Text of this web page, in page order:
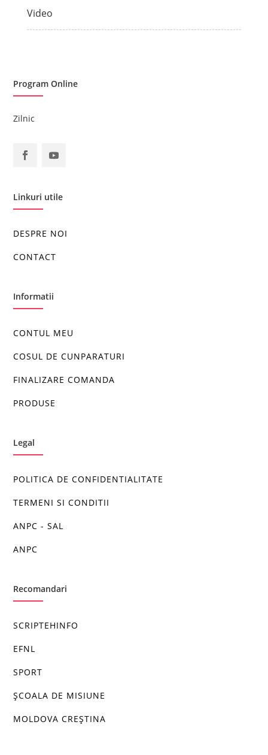
Video
Program Online
Zilnic
Linkuri utile
DESPRE NOI
CONTACT
Informatii
CONTUL MEU
COSUL DE CUNPARATURI
FINALIZARE COMANDA
PRODUSE
Legal
POLITICA DE CONFIDENTIALITATE
TERMENI SI CONDITII
ANPC - SAL
ANPC
Recomandari
SCRIPTEHINFO
EFNL
SPORT
ȘCOALA DE MISIUNE
MOLDOVA CREȘTINA